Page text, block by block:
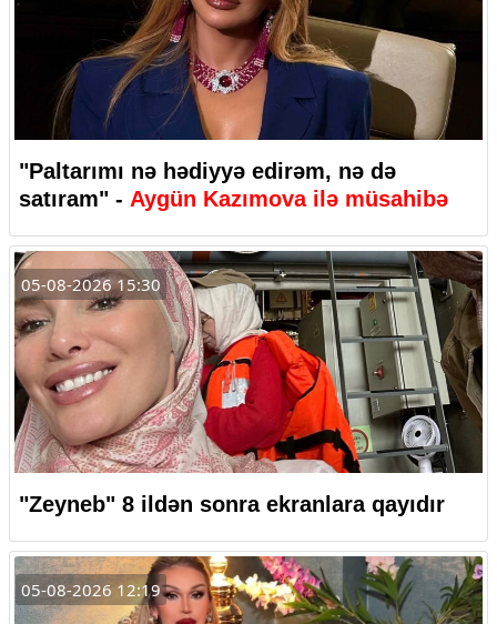
"Paltarımı nə hədiyyə edirəm, nə də
satıram" - Aygün Kazımova ilə müsahibə
05-08-2026 15:30
"Zeyneb" 8 ildən sonra ekranlara qayıdır
05-08-2026 12:19